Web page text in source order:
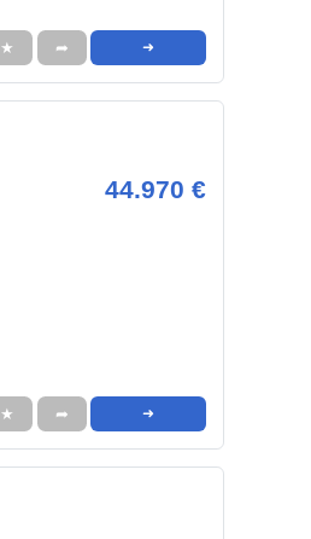
★ ➦ ➜
44.970 €
★ ➦ ➜